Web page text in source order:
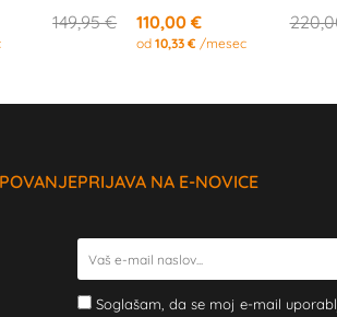
149,95 € 110,00 €
od10,33 € /mesec
PRIJAVA NA E-NOVICE
Soglašam, da se moj e-mail